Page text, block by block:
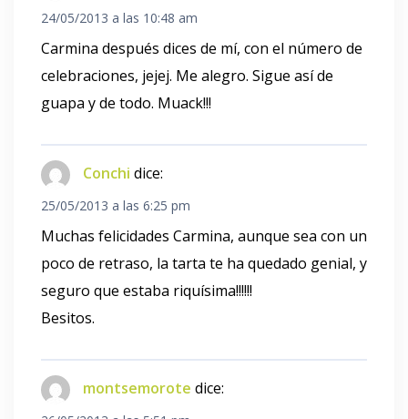
24/05/2013 a las 10:48 am
Carmina después dices de mí, con el número de
celebraciones, jejej. Me alegro. Sigue así de
guapa y de todo. Muack!!!
Conchi dice:
25/05/2013 a las 6:25 pm
Muchas felicidades Carmina, aunque sea con un
poco de retraso, la tarta te ha quedado genial, y
seguro que estaba riquísima!!!!!!
Besitos.
montsemorote dice: